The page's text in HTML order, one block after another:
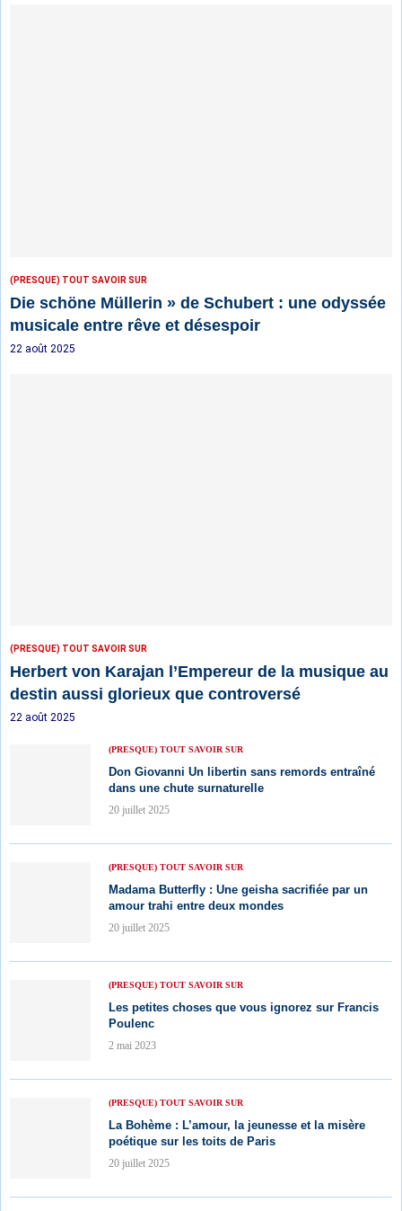
(PRESQUE) TOUT SAVOIR SUR
Die schöne Müllerin » de Schubert : une odyssée
musicale entre rêve et désespoir
22 août 2025
(PRESQUE) TOUT SAVOIR SUR
Herbert von Karajan l’Empereur de la musique au
destin aussi glorieux que controversé
22 août 2025
(PRESQUE) TOUT SAVOIR SUR
Don Giovanni Un libertin sans remords entraîné
dans une chute surnaturelle
20 juillet 2025
(PRESQUE) TOUT SAVOIR SUR
Madama Butterfly : Une geisha sacrifiée par un
amour trahi entre deux mondes
20 juillet 2025
(PRESQUE) TOUT SAVOIR SUR
Les petites choses que vous ignorez sur Francis
Poulenc
2 mai 2023
(PRESQUE) TOUT SAVOIR SUR
La Bohème : L’amour, la jeunesse et la misère
poétique sur les toits de Paris
20 juillet 2025